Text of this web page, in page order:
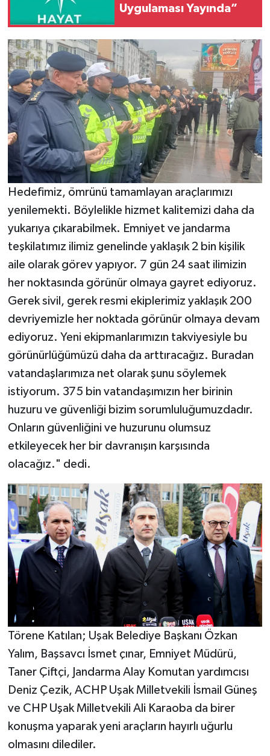
Uygulaması Yayında”
Hedefimiz, ömrünü tamamlayan araçlarımızı
yenilemekti. Böylelikle hizmet kalitemizi daha da
yukarıya çıkarabilmek. Emniyet ve jandarma
teşkilatımız ilimiz genelinde yaklaşık 2 bin kişilik
aile olarak görev yapıyor. 7 gün 24 saat ilimizin
her noktasında görünür olmaya gayret ediyoruz.
Gerek sivil, gerek resmi ekiplerimiz yaklaşık 200
devriyemizle her noktada görünür olmaya devam
ediyoruz. Yeni ekipmanlarımızın takviyesiyle bu
görünürlüğümüzü daha da arttıracağız. Buradan
vatandaşlarımıza net olarak şunu söylemek
istiyorum. 375 bin vatandaşımızın her birinin
huzuru ve güvenliği bizim sorumluluğumuzdadır.
Onların güvenliğini ve huzurunu olumsuz
etkileyecek her bir davranışın karşısında
olacağız." dedi.
Törene Katılan; Uşak Belediye Başkanı Özkan
Yalım, Başsavcı İsmet çınar, Emniyet Müdürü,
Taner Çiftçi, Jandarma Alay Komutan yardımcısı
Deniz Çezik, ACHP Uşak Milletvekili İsmail Güneş
ve CHP Uşak Milletvekili Ali Karaoba da birer
konuşma yaparak yeni araçların hayırlı uğurlu
olmasını dilediler.